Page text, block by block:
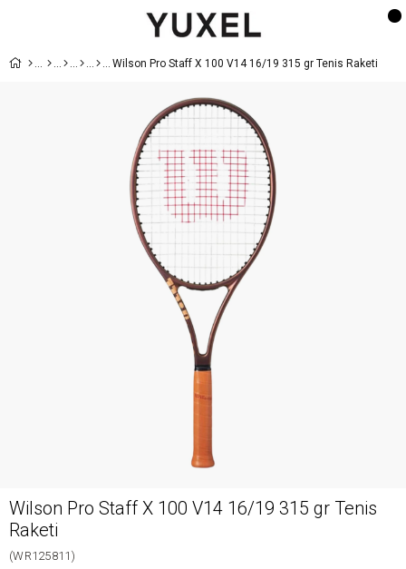
Wilson Pro Staff X 100 V14 16/19 315 gr Tenis Raketi
Wilson Pro Staff X 100 V14 16/19 315 gr Tenis
Raketi
(WR125811)